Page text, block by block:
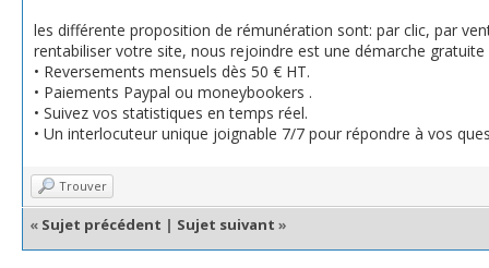
les différente proposition de rémunération sont: par clic, par
rentabiliser votre site, nous rejoindre est une démarche
• Reversements mensuels dès 50 € HT.
• Paiements Paypal ou moneybookers .
• Suivez vos statistiques en temps réel.
• Un interlocuteur unique joignable 7/7 pour répondre à vos
Trouver
« Sujet précédent | Sujet suivant »